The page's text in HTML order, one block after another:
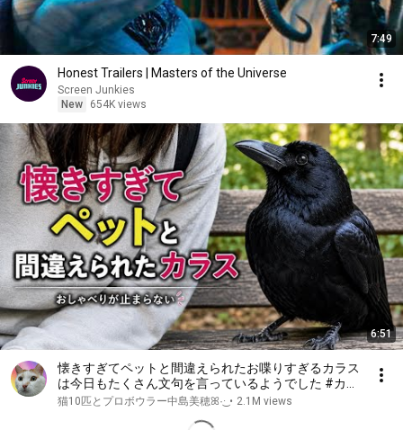
7:49
Honest Trailers | Masters of the Universe
Screen Junkies
New
654K views
6:51
懐きすぎてペットと間違えられたお喋りすぎるカラス
は今日もたくさん文句を言っているようでした #カラ
ス ｜Friendly Crow
猫10匹とプロボウラー中島美穂ꕤ︎︎·͜· • 2.1M views